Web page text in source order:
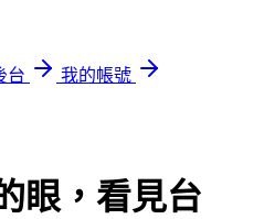
台
我的帳號
眼，看見台